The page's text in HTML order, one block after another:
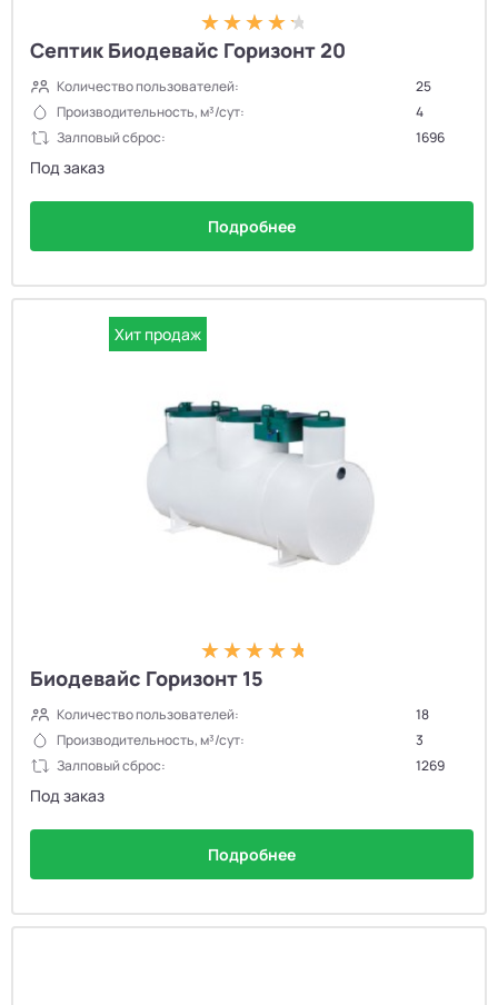
Септик Биодевайс Горизонт 20
Количество пользователей:
25
Производительность, м³/сут:
4
Залповый сброс:
1696
Под заказ
Подробнее
Хит продаж
Биодевайс Горизонт 15
Количество пользователей:
18
Производительность, м³/сут:
3
Залповый сброс:
1269
Под заказ
Подробнее